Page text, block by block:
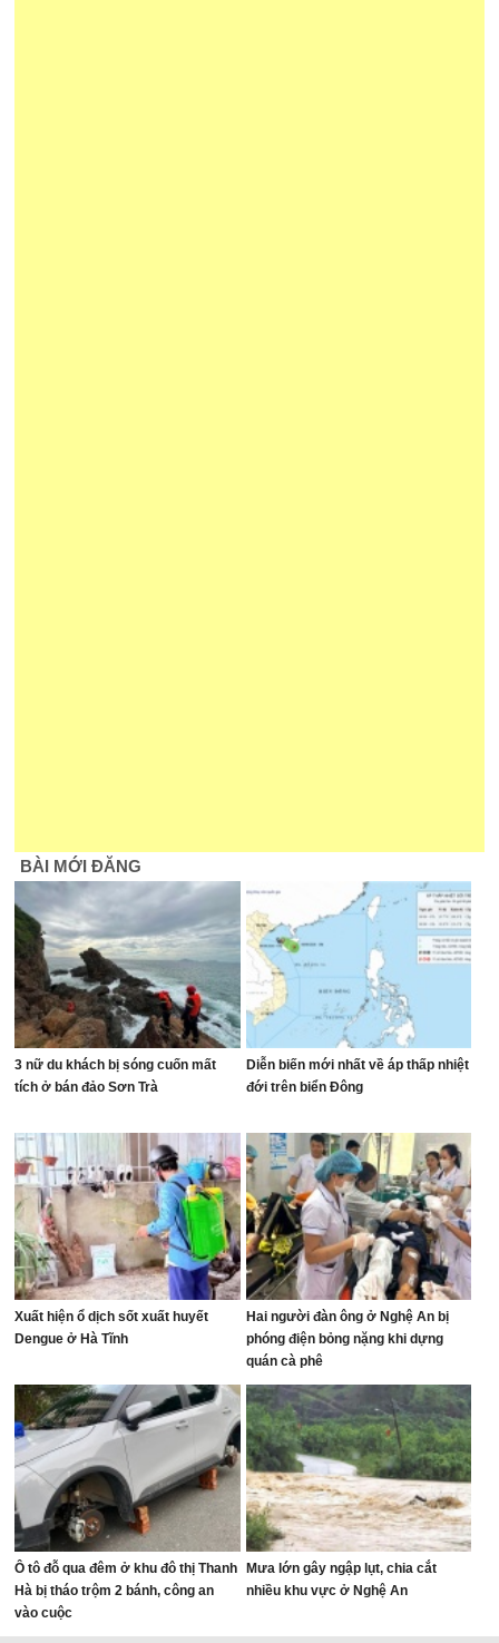
BÀI MỚI ĐĂNG
3 nữ du khách bị sóng cuốn mất
tích ở bán đảo Sơn Trà
Diễn biến mới nhất về áp thấp nhiệt
đới trên biển Đông
Xuất hiện ổ dịch sốt xuất huyết
Dengue ở Hà Tĩnh
Hai người đàn ông ở Nghệ An bị
phóng điện bỏng nặng khi dựng
quán cà phê
Ô tô đỗ qua đêm ở khu đô thị Thanh
Hà bị tháo trộm 2 bánh, công an
vào cuộc
Mưa lớn gây ngập lụt, chia cắt
nhiều khu vực ở Nghệ An